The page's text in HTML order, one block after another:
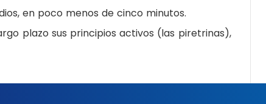
en poco menos de cinco minutos.
plazo sus principios activos (las piretrinas),